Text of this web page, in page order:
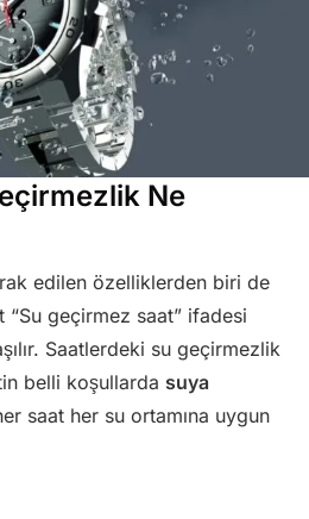
Ne
edilen özelliklerden biri de
“Su geçirmez saat” ifadesi
Saatlerdeki su geçirmezlik
belli koşullarda suya
saat her su ortamına uygun